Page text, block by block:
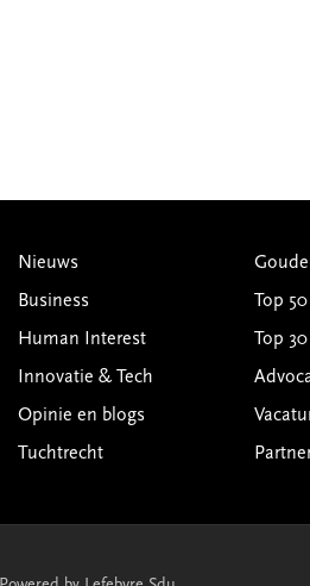
Footer
Nieuws
Business
Human Interest
Innovatie & Tech
Opinie en blogs
Tuchtrecht
Top
Top